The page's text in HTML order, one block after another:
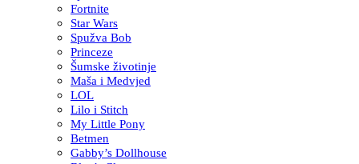
Fortnite
Star Wars
Spužva Bob
Princeze
Šumske životinje
Maša i Medvjed
LOL
Lilo i Stitch
My Little Pony
Betmen
Gabby’s Dollhouse